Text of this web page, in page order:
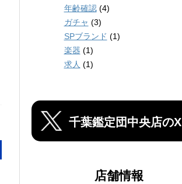
年齢確認(4)
ガチャ (3)
SPブランド (1)
楽器 (1)
求人 (1)
千葉鑑定団中央店のX
店舗情報